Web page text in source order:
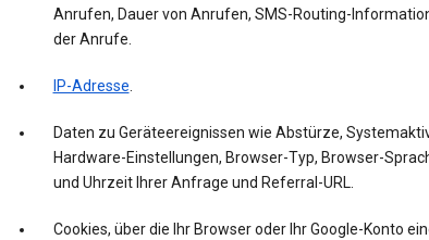
Anrufen, Dauer von Anrufen, SMS-Routing-
der Anrufe.
IP-Adresse.
Daten zu Geräteereignissen wie Abstürze,
Hardware-Einstellungen, Browser-Typ, Browser-
und Uhrzeit Ihrer Anfrage und Referral-URL.
Cookies, über die Ihr Browser oder Ihr Google-Konto